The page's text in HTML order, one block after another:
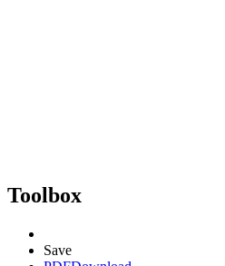
Toolbox
Save